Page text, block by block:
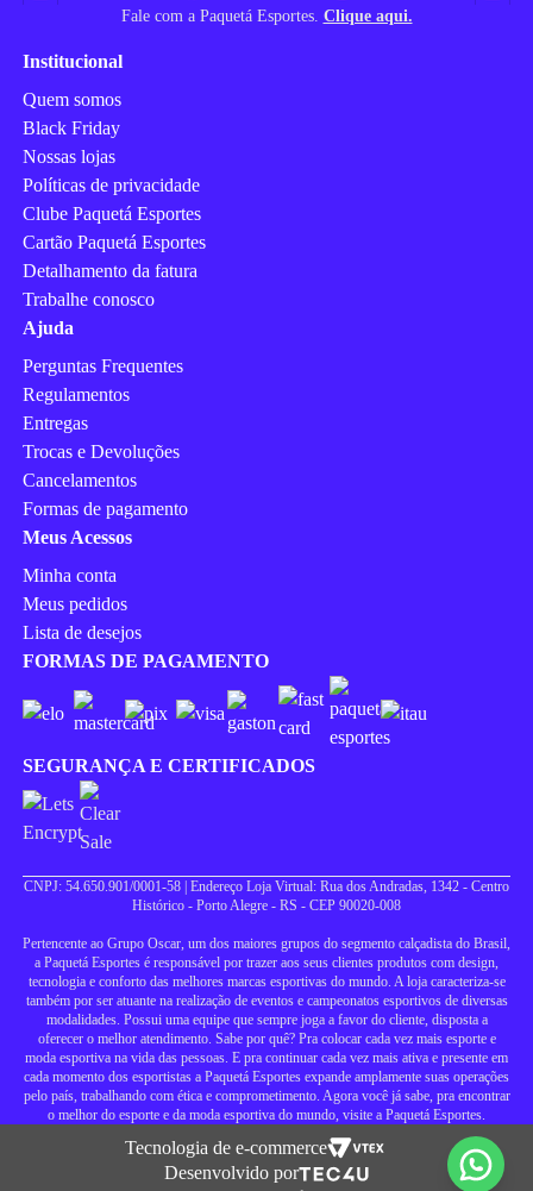
Fale com a Paquetá Esportes. Clique aqui.
Institucional
Quem somos
Black Friday
Nossas lojas
Políticas de privacidade
Clube Paquetá Esportes
Cartão Paquetá Esportes
Detalhamento da fatura
Trabalhe conosco
Ajuda
Perguntas Frequentes
Regulamentos
Entregas
Trocas e Devoluções
Cancelamentos
Formas de pagamento
Meus Acessos
Minha conta
Meus pedidos
Lista de desejos
FORMAS DE PAGAMENTO
SEGURANÇA E CERTIFICADOS
CNPJ: 54.650.901/0001-58 | Endereço Loja Virtual: Rua dos Andradas, 1342 - Centro
Histórico - Porto Alegre - RS - CEP 90020-008
Pertencente ao Grupo Oscar, um dos maiores grupos do segmento calçadista do Brasil,
a Paquetá Esportes é responsável por trazer aos seus clientes produtos com design,
tecnologia e conforto das melhores marcas esportivas do mundo. A loja caracteriza-se
também por ser atuante na realização de eventos e campeonatos esportivos de diversas
modalidades. Possui uma equipe que sempre joga a favor do cliente, disposta a
oferecer o melhor atendimento. Sabe por quê? Pra colocar cada vez mais esporte e
moda esportiva na vida das pessoas. E pra continuar cada vez mais ativa e presente em
cada momento dos esportistas a Paquetá Esportes expande amplamente suas operações
pelo país, trabalhando com ética e comprometimento. Agora você já sabe, pra encontrar
o melhor do esporte e da moda esportiva do mundo, visite a Paquetá Esportes.
Tecnologia de e-commerce
Desenvolvido por